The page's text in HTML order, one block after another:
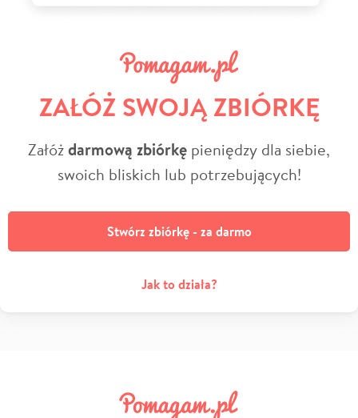
ZAŁÓŻ SWOJĄ ZBIÓRKĘ
Załóżdarmową zbiórkę pieniędzy dla siebie,
swoich bliskich lub potrzebujących!
Stwórz zbiórkę - za darmo
Jak to działa?